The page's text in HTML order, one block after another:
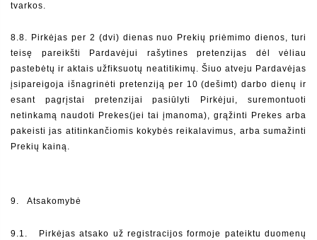
tvarkos.
8.8. Pirkėjas per 2 (dvi) dienas nuo Prekių priėmimo dienos, turi
teisę pareikšti Pardavėjui rašytines pretenzijas dėl vėliau
pastebėtų ir aktais užfiksuotų neatitikimų. Šiuo atveju Pardavėjas
įsipareigoja išnagrinėti pretenziją per 10 (dešimt) darbo dienų ir
esant pagrįstai pretenzijai pasiūlyti Pirkėjui, suremontuoti
netinkamą naudoti Prekes(jei tai įmanoma), grąžinti Prekes arba
pakeisti jas atitinkančiomis kokybės reikalavimus, arba sumažinti
Prekių kainą.
9. Atsakomybė
9.1.   Pirkėjas atsako už registracijos formoje pateiktu duomenų